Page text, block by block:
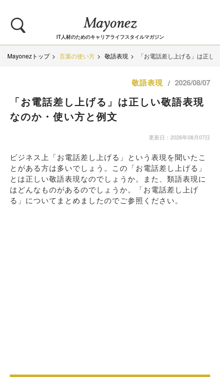
IT人材のためのキャリアライフスタイルマガジン
Mayonezトップ 言葉の使い方 敬語表現 「お電話差し上げる」は正し
敬語表現 / 2026/08/07
「お電話差し上げる」は正しい敬語表現
なのか・使い方と例文
更新日：2026年08月07日
ビジネス上「お電話差し上げる」という表現を聞いたこ
とがある方は多いでしょう。この「お電話差し上げる」
とは正しい敬語表現なのでしょうか。また、類語表現に
はどんなものがあるのでしょうか。「お電話差し上げ
る」についてまとめましたのでご参照ください。